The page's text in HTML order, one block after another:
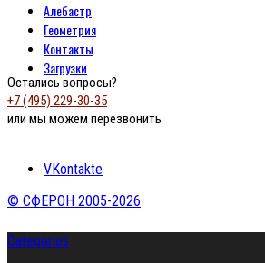
Алебастр
Геометрия
Контакты
Загрузки
Остались вопросы?
+7 (495) 229-30-35
или мы можем перезвонить
VKontakte
© СФЕРОН 2005-2026
Categories